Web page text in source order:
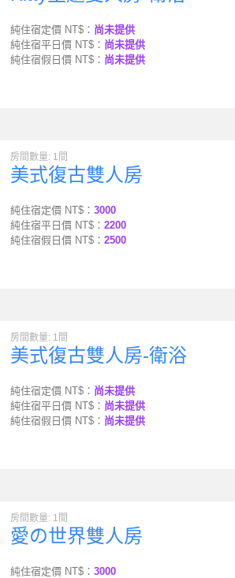
純住宿定價 NT$： 尚未提供
純住宿平日價 NT$： 尚未提供
純住宿假日價 NT$： 尚未提供
房間數量: 1間
美式復古雙人房
純住宿定價 NT$： 3000
純住宿平日價 NT$： 2200
純住宿假日價 NT$： 2500
房間數量: 1間
美式復古雙人房-衛浴
純住宿定價 NT$： 尚未提供
純住宿平日價 NT$： 尚未提供
純住宿假日價 NT$： 尚未提供
房間數量: 1間
愛の世界雙人房
純住宿定價 NT$： 3000